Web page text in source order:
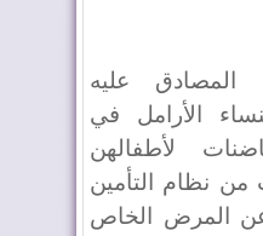
المصادق عليه
الأرامل في
لأطفالهن
من نظام التأمين
عن المرض الخاص